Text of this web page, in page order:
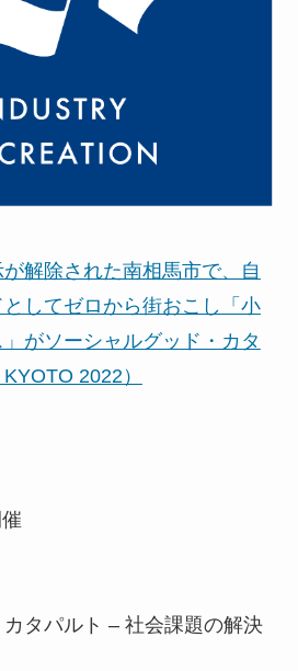
が解除された南相馬市で、自
してゼロから街おこし「小
がソーシャルグッド・カタ
2022）
タパルト – 社会課題の解決